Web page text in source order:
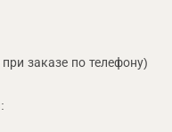
заказе по телефону)